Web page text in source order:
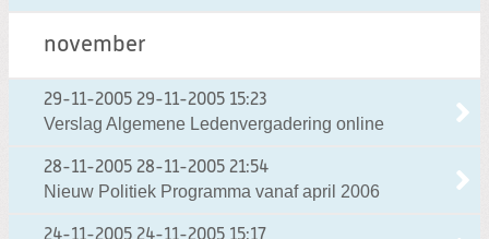
november
29-11-2005 29-11-2005 15:23
Verslag Algemene Ledenvergadering online
28-11-2005 28-11-2005 21:54
Nieuw Politiek Programma vanaf april 2006